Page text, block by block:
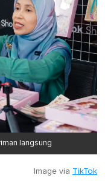
langsung
Image via TikTok